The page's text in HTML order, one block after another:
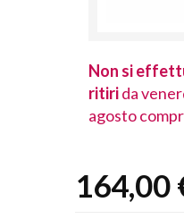
Non si
ritirida
agosto
164,00